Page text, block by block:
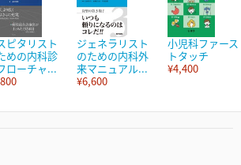
ピタリスト
めの内科診
ローチャ...
ジェネラリスト
のための内科外
来マニュアル...
¥6,600
小児科ファース
トタッチ
¥4,400